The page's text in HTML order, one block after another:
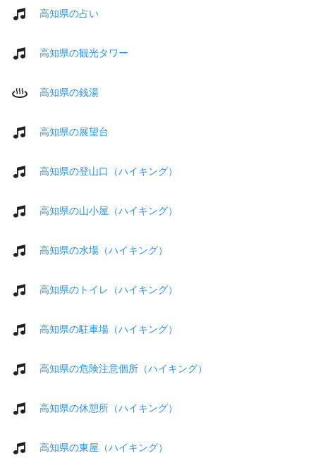
高知県の占い
高知県の観光タワー
高知県の銭湯
高知県の展望台
高知県の登山口（ハイキング）
高知県の山小屋（ハイキング）
高知県の水場（ハイキング）
高知県のトイレ（ハイキング）
高知県の駐車場（ハイキング）
高知県の危険注意個所（ハイキング）
高知県の休憩所（ハイキング）
高知県の東屋（ハイキング）